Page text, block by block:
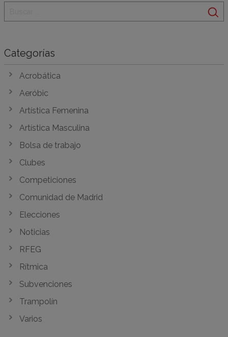
Categorías
Acrobática
Aeróbic
Artística Femenina
Artística Masculina
Bolsa de trabajo
Clubes
Competiciones
Comunidad de Madrid
Elecciones
Noticias
RFEG
Rítmica
Subvenciones
Trampolín
Varios